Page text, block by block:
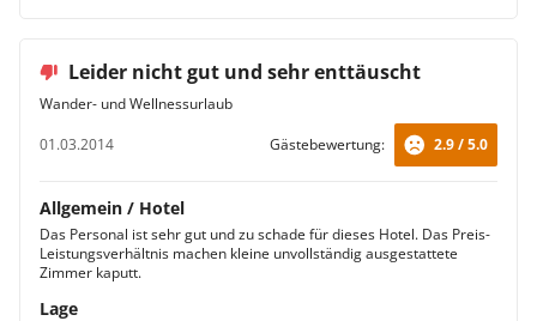
Leider nicht gut und sehr enttäuscht
Wander- und Wellnessurlaub
01.03.2014
Gästebewertung: 2.9 / 5.0
Allgemein / Hotel
Das Personal ist sehr gut und zu schade für dieses Hotel. Das Preis-
Leistungsverhältnis machen kleine unvollständig ausgestattete
Zimmer kaputt.
Lage